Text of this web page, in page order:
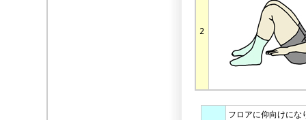
2
フロアに仰向けにな